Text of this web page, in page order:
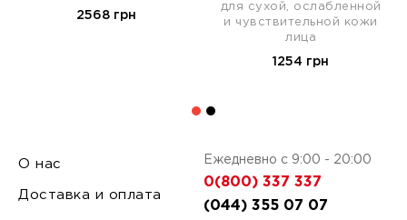
2568 грн
для сухой, ослабленной
и чувствительной кожи
лица
1254 грн
О нас
Доставка и оплата
Ежедневно с 9:00 - 20:00
0(800) 337 337
(044) 355 07 07